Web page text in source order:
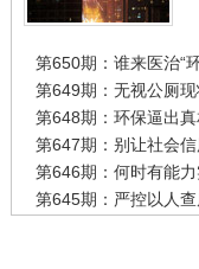
第650期：谁来医治“
第649期：无视公厕
第648期：环保逼出
第647期：别让社会
第646期：何时有能
第645期：严控以人